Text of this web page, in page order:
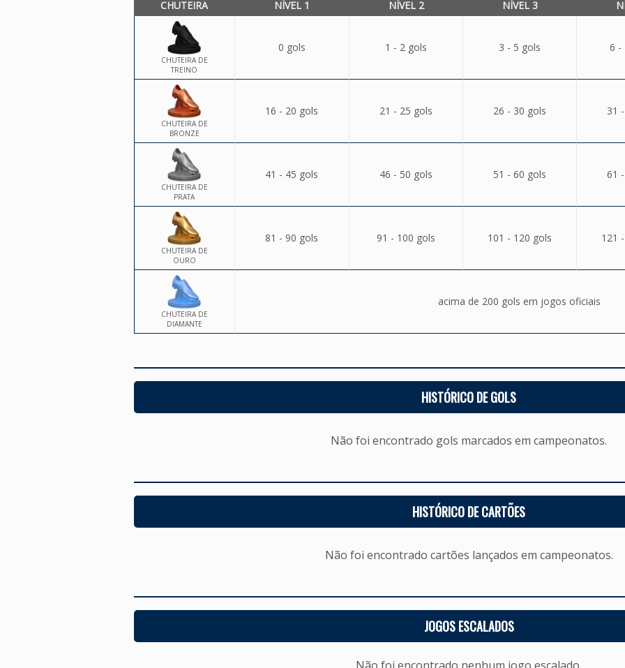
CHUTEIRA NÍVEL 1 NÍVEL 2 NÍVEL 3
CHUTEIRA DE
TREINO
0 gols 1 - 2 gols 3 - 5 gols 6 -
CHUTEIRA DE
BRONZE
16 - 20 gols 21 - 25 gols 26 - 30 gols 31
CHUTEIRA DE
PRATA
41 - 45 gols 46 - 50 gols 51 - 60 gols 61
CHUTEIRA DE
OURO
81 - 90 gols 91 - 100 gols 101 - 120 gols 121
CHUTEIRA DE
DIAMANTE
acima de 200 gols em jogos oficiais
HISTÓRICO DE GOLS
Não foi encontrado gols marcados em campeonatos.
HISTÓRICO DE CARTÕES
Não foi encontrado cartões lançados em campeonatos.
JOGOS ESCALADOS